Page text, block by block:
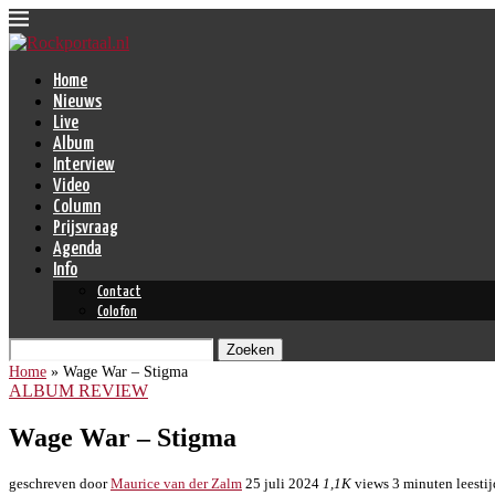
Home
Nieuws
Live
Album
Interview
Video
Column
Prijsvraag
Agenda
Info
Contact
Colofon
Zoeken
Home » Wage War – Stigma
ALBUM REVIEW
Wage War – Stigma
geschreven doorMaurice van der Zalm 25 juli 2024 1,1K views 3 minuten